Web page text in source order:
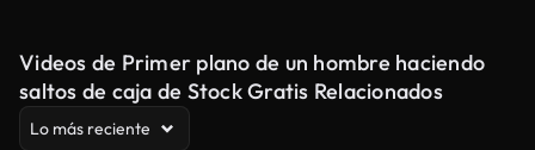
Videos de Primer plano de un hombre haciendo
saltos de caja de Stock Gratis Relacionados
Lo más reciente